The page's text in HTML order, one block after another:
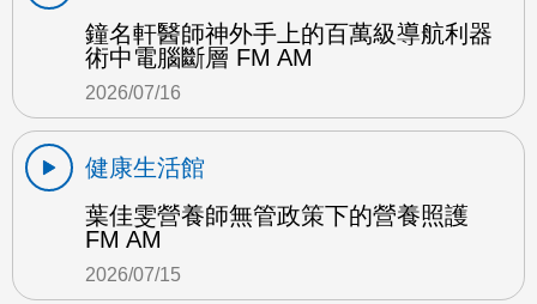
鐘名軒醫師神外手上的百萬級導航利器
術中電腦斷層 FM AM
2026/07/16
健康生活館
葉佳雯營養師無管政策下的營養照護
FM AM
2026/07/15